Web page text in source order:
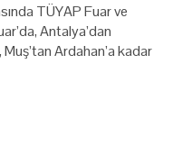
TÜYAP Fuar ve
Antalya’dan
Muş’tan Ardahan’a kadar